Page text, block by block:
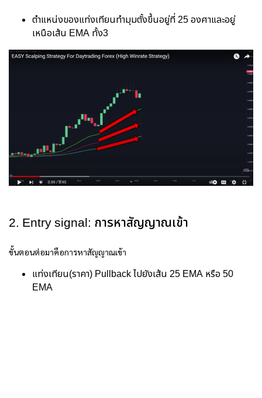
ตำแหน่งของแท่งเทียนทำมุมตั้งขึ้นอยู่ที่ 25 องศาและอยู่
เหนือเส้น EMA ทั้ง3
2. Entry signal: การหาสัญญาณเข้า
ขั้นตอนต่อมาคือการหาสัญญาณเข้า
แท่งเทียน(ราคา) Pullback ไปยังเส้น 25 EMA หรือ 50
EMA